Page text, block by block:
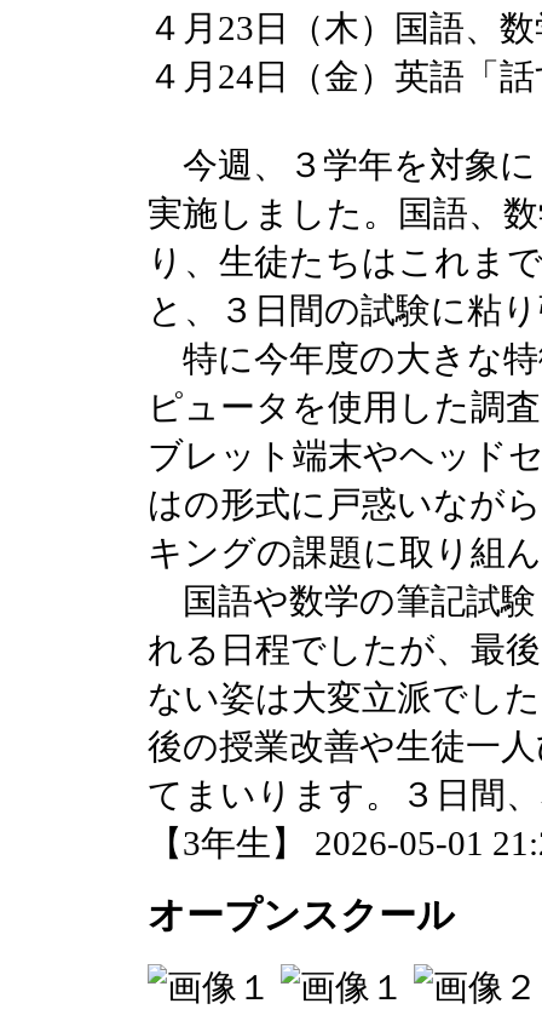
４月23日（木）国語、
４月24日（金）英語「
今週、３学年を対象に
実施しました。国語、
り、生徒たちはこれま
と、３日間の試験に粘
特に今年度の大きな
ピュータを使用した調
ブレット端末やヘッド
はの形式に戸惑いなが
キングの課題に取り組
国語や数学の筆記試
れる日程でしたが、最
ない姿は大変立派でし
後の授業改善や生徒一
てまいります。３日間
【3年生】 2026-05-01
オープンスクール